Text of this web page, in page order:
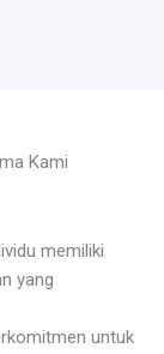
Kami
memiliki
yang
untuk